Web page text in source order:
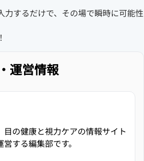
力するだけで、その場で瞬時に可能性
運営情報
目の健康と視力ケアの情報サイト
する編集部です。